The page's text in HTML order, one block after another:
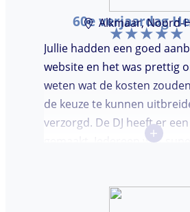
60e verjaardag
Alkmaar, Noord-
Jullie hadden een goed
website en het was prettig
weten wat de kosten
de keuze te kunnen
verzorgd. De DJ heeft er
gemaakt. Iedereen was
over de DJ. Bij deze Marcel,
+